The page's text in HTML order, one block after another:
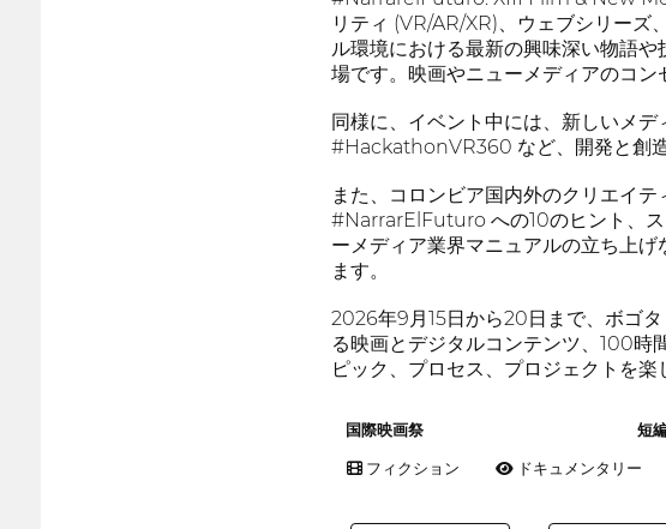
リティ (VR/AR/XR)、ウェブシリーズ
ル環境における最新の興味深い物語
場です。映画やニューメディアのコン
同様に、イベント中には、新しいメ
#HackathonVR360 など、開発と創造
また、コロンビア国内外のクリエイ
#NarrarElFuturo への10のヒント、ス
ーメディア業界マニュアルの立ち上
ます。
2026年9月15日から20日まで、ボゴ
る映画とデジタルコンテンツ、100時
ピック、プロセス、プロジェクトを楽
国際映画祭 短
フィクション ドキュメンタリー